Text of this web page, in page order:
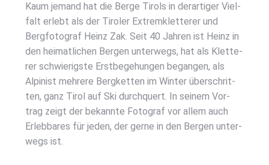
Kaum jemand hat die Ber­ge Tirols in der­ar­ti­ger Viel­
falt erlebt als der Tiro­ler Extrem­klet­te­rer und
Berg­fo­to­graf Heinz Zak. Seit 40 Jah­ren ist Heinz in
den hei­mat­li­chen Ber­gen unter­wegs, hat als Klet­te­
rer schwie­rigs­te Erst­be­ge­hun­gen began­gen, als
Alpi­nist meh­re­re Berg­ket­ten im Win­ter über­schrit­
ten, ganz Tirol auf Ski durch­quert. In sei­nem Vor­
trag zeigt der bekann­te Foto­graf vor allem auch
Erleb­ba­res für jeden, der ger­ne in den Ber­gen unter­
wegs ist.